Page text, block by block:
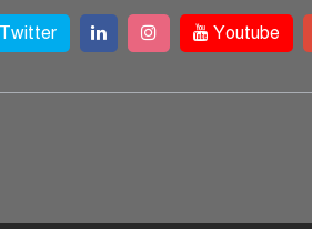
Twitter Youtube